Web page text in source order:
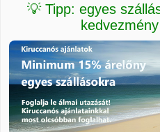
💡 Tipp: egyes